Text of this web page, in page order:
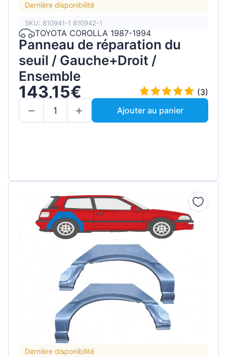
Dernière disponibilité
SKU: 810941-1 810942-1
TOYOTA COROLLA 1987-1994
Panneau de réparation du
seuil / Gauche+Droit /
Ensemble
143,15€
(3)
Ajouter au panier
Dernière disponibilité